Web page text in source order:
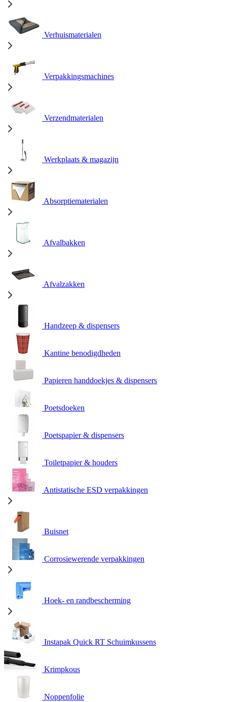
Verhuismaterialen
Verpakkingsmachines
Verzendmaterialen
Werkplaats & magazijn
Absorptiematerialen
Afvalbakken
Afvalzakken
Handzeep & dispensers
Kantine benodigdheden
Papieren handdoekjes & dispensers
Poetsdoeken
Poetspapier & dispensers
Toiletpapier & houders
Antistatische ESD verpakkingen
Buisnet
Corrosiewerende verpakkingen
Hoek- en randbescherming
Instapak Quick RT Schuimkussens
Krimpkous
Noppenfolie